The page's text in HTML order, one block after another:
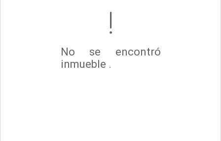
No se encontró
inmueble .